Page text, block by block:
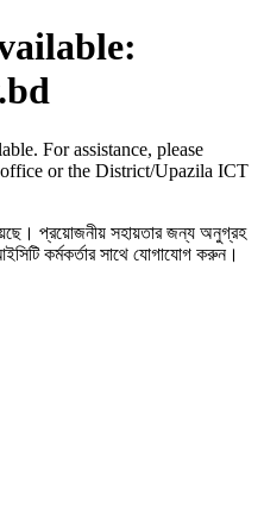
For assistance, please
or the District/Upazila ICT
প্রয়োজনীয় সহায়তার জন্য অনুগ্রহ
কর্মকর্তার সাথে যোগাযোগ করুন।